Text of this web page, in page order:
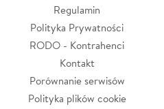
Regulamin
Polityka Prywatności
RODO - Kontrahenci
Kontakt
Porównanie serwisów
Polityka plików cookie